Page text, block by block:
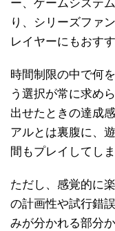
ー、ゲームシステ
り、シリーズファ
レイヤーにもおす
時間制限の中で何
う選択が常に求め
出せたときの達成
アルとは裏腹に、
間もプレイしてし
ただし、感覚的に
の計画性や試行錯
みが分かれる部分